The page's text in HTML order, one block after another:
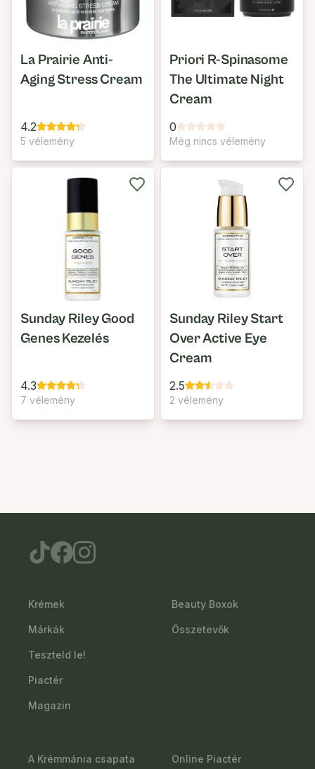
La Prairie Anti-
Aging Stress Cream
4.2
5 vélemény
Priori R-Spinasome
The Ultimate Night
Cream
0
Még nincs vélemény
Sunday Riley Good
Genes Kezelés
4.3
7 vélemény
Sunday Riley Start
Over Active Eye
Cream
2.5
2 vélemény
Krémek
Márkák
Teszteld le!
Piactér
Magazin
Beauty Boxok
Összetevők
A Krémmánia csapata
Online Piactér